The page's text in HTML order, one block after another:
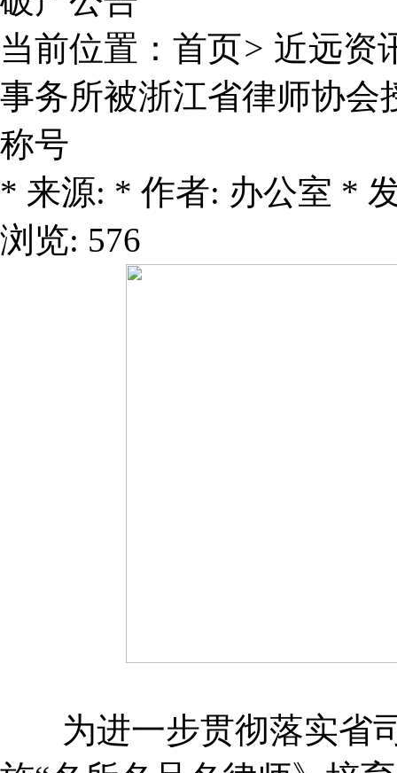
当前位置： 首页> 近远资
事务所被浙江省律师协会
称号
* 来源: * 作者: 办公室 *
浏览: 576
为进一步贯彻落实省